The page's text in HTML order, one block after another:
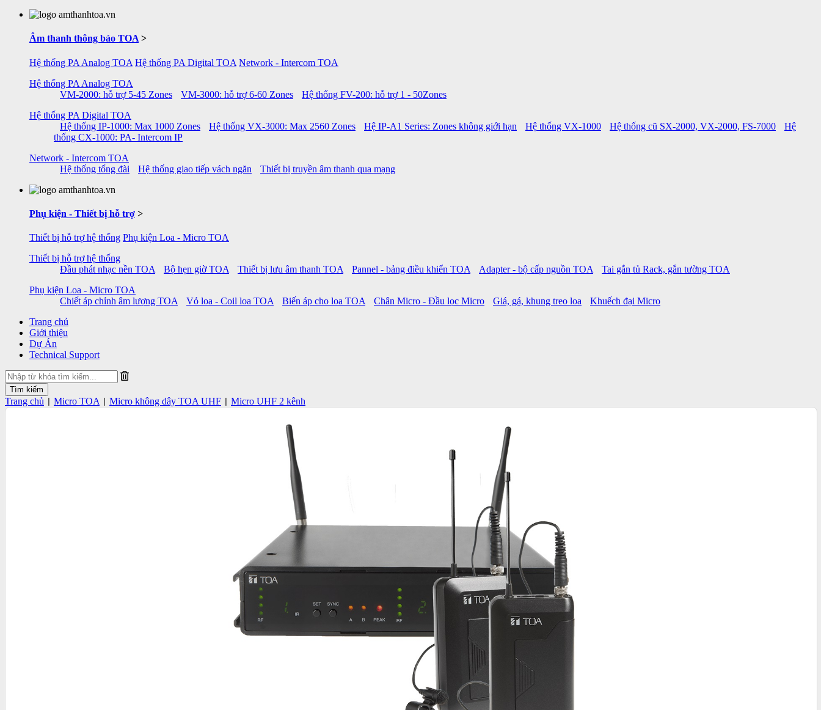
Âm thanh thông báo TOA >
Hệ thống PA Analog TOA Hệ thống PA Digital TOA Network - Intercom TOA
Hệ thống PA Analog TOA
VM-2000: hỗ trợ 5-45 Zones
VM-3000: hỗ trợ 6-60 Zones
Hệ thống FV-200: hỗ trợ 1 - 50Zones
Hệ thống PA Digital TOA
Hệ thống IP-1000: Max 1000 Zones
Hệ thống VX-3000: Max 2560 Zones Hệ IP-A1 Series: Zones không giới hạn Hệ thống VX-1000 Hệ thống cũ SX-2000, VX-2000, FS-7000
Hệ
thống CX-1000: PA- Intercom IP
Network - Intercom TOA
Hệ thống tổng đài
Hệ thống giao tiếp vách ngăn Thiết bị truyền âm thanh qua mạng
Phụ kiện - Thiết bị hỗ trợ >
Thiết bị hỗ trợ hệ thống Phụ kiện Loa - Micro TOA
Thiết bị hỗ trợ hệ thống
Đầu phát nhạc nền TOA
Bộ hẹn giờ TOA Thiết bị lưu âm thanh TOA Pannel - bảng điều khiển TOA Adapter - bộ cấp nguồn TOA
Tai gắn tủ Rack, gắn tường TOA
Phụ kiện Loa - Micro TOA
Chiết áp chỉnh âm lượng TOA
Vỏ loa - Coil loa TOA Biến áp cho loa TOA Chân Micro - Đầu lọc Micro Giá, gá, khung treo loa
Khuếch đại Micro
Trang chủ
Giới thiệu
Dự Án
Technical Support
Trang chủ Micro TOA Micro không dây TOA UHF Micro UHF 2 kênh